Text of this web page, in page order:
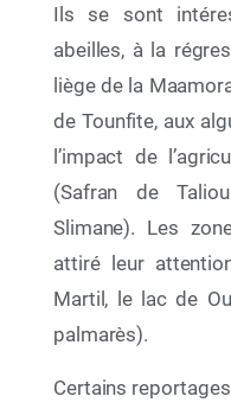
Entre culture,
pour la
donne rendez-
Ils se sont
abeilles, à la
liège de la
de Tounfite, aux
l’impact de
(Safran de
Slimane). Les
attiré leur
Martil, le lac de
palmarès).
Certains